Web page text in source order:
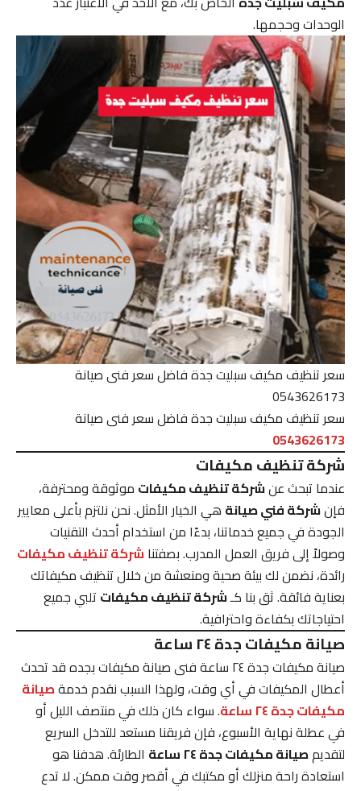
الوحدات وحجمها.
سعر تنظيف مكيف سبليت جدة فاضل سعر فنى صيانة
0543626173
سعر تنظيف مكيف سبليت جدة فاضل سعر فنى صيانة
0543626173
شركة تنظيف مكيفات
عندما تبحث عنشركة تنظيف مكيفات موثوقة ومحترفة،
فإنشركة فني صيانة هي الخيار الأمثل. نحن نلتزم بأعلى معايير
الجودة في جميع خدماتنا، بدءًا من استخدام أحدث التقنيات
وصولاً إلى فريق العمل المدرب. بصفتناشركة تنظيف مكيفات
رائدة، نضمن لك بيئة صحية ومنعشة من خلال تنظيف مكيفاتك
بعناية فائقة. ثق بنا كـشركة تنظيف مكيفات تلبي جميع
احتياجاتك بكفاءة واحترافية.
صيانة مكيفات جدة ٢٤ ساعة
صيانة مكيفات جدة ٢٤ ساعة فنى صيانة مكيفات بجده قد تحدث
أعطال المكيفات في أي وقت، ولهذا السبب نقدم خدمةصيانة
مكيفات جدة ٢٤ ساعة
. سواء كان ذلك في منتصف الليل أو
في عطلة نهاية الأسبوع، فإن فريقنا مستعد للتدخل السريع
لتقديمصيانة مكيفات جدة ٢٤ ساعة
الطارئة. هدفنا هو
استعادة راحة منزلك أو مكتبك في أقصر وقت ممكن. لا تدع